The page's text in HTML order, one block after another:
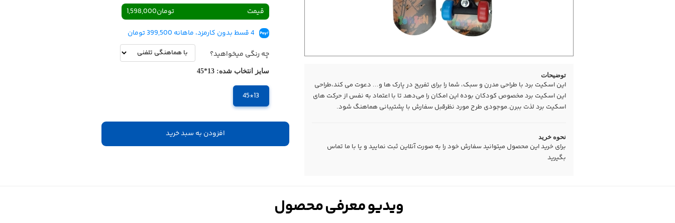
توضیحات
این اسکیت برد با طراحی مدرن و سبک، شما را برای تفریح در پارک ها و... دعوت می کند،طراحی
این اسکیت برد مخصوص کودکان بوده این امکان را می‌دهد تا با اعتماد به نفس از حرکت های
اسکیت برد لذت ببرن.موجودی طرح مورد نظرقبل سفارش با پشتیبانی هماهنگ شود.
نحوه خرید
برای خرید این محصول میتوانید سفارش خود را به صورت آنلاین ثبت نمایید و یا با ما تماس
بگیرید
قیمت 1,598,000تومان
4 قسط بدون کارمزد، ماهانه 399,500 تومان
چه رنگی میخواهید؟
سایز انتخاب شده: 13*45
13*45